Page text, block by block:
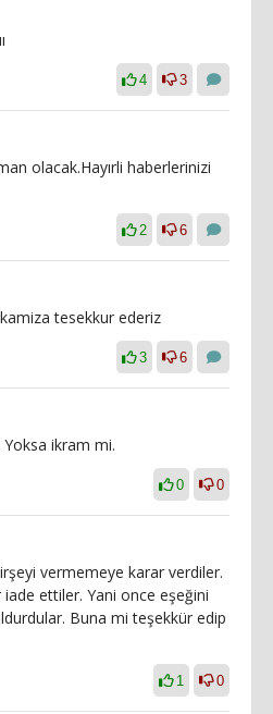
4 3
olacak.Hayırli haberlerinizi
2 6
tesekkur ederiz
3 6
ikram mi.
0 0
vermemeye karar verdiler.
iade ettiler. Yani once eşeğini
Buna mi teşekkür edip
1 0